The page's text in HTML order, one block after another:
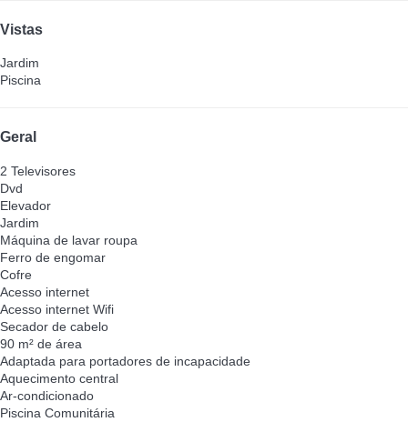
Vistas
Jardim
Piscina
Geral
2 Televisores
Dvd
Elevador
Jardim
Máquina de lavar roupa
Ferro de engomar
Cofre
Acesso internet
Acesso internet Wifi
Secador de cabelo
90 m² de área
Adaptada para portadores de incapacidade
Aquecimento central
Ar-condicionado
Piscina Comunitária